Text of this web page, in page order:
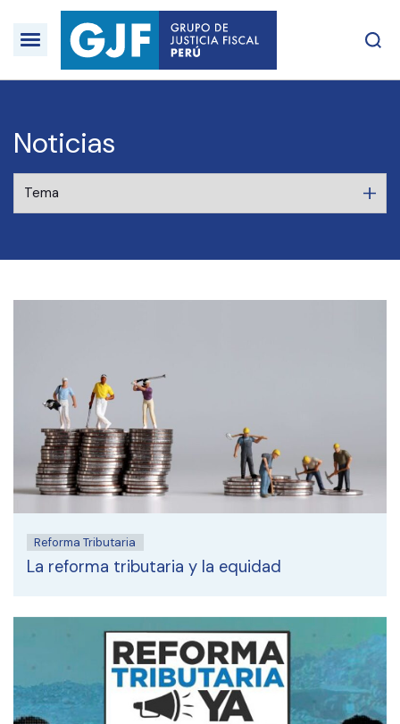
Noticias
Reforma Tributaria
La reforma tributaria y la equidad